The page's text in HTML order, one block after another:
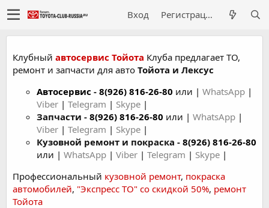
Вход Регистрация
Клубный автосервис Тойота Клуба предлагает ТО,
ремонт и запчасти для авто Тойота и Лексус
Автосервис - 8(926) 816-26-80 или | WhatsApp |
Viber | Telegram | Skype |
Запчасти - 8(926) 816-26-80 или | WhatsApp |
Viber | Telegram | Skype |
Кузовной ремонт и покраска - 8(926) 816-26-80
или | WhatsApp | Viber | Telegram | Skype |
Профессиональный кузовной ремонт, покраска
автомобилей, "Экспресс ТО" со скидкой 50%, ремонт
Тойота